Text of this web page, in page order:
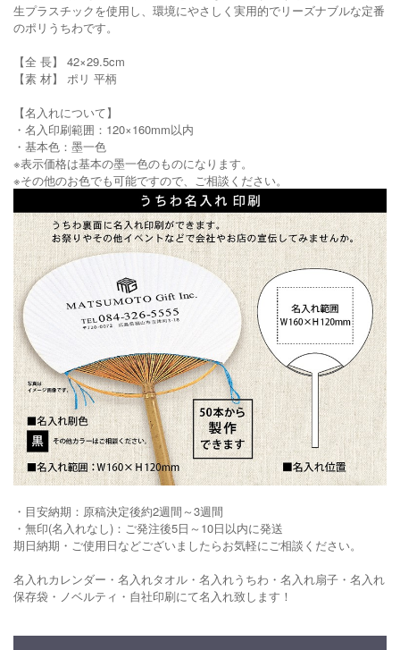
生プラスチックを使用し、環境にやさしく実用的でリーズナブルな定番
のポリうちわです。
【全 長】 42×29.5cm
【素 材】 ポリ 平柄
【名入れについて】
・名入印刷範囲：120×160mm以内
・基本色：墨一色
※表示価格は基本の墨一色のものになります。
※その他のお色でも可能ですので、ご相談ください。
・目安納期：原稿決定後約2週間～3週間
・無印(名入れなし)：ご発注後5日～10日以内に発送
期日納期・ご使用日などございましたらお気軽にご相談ください。
名入れカレンダー・名入れタオル・名入れうちわ・名入れ扇子・名入れ
保存袋・ノベルティ・自社印刷にて名入れ致します！